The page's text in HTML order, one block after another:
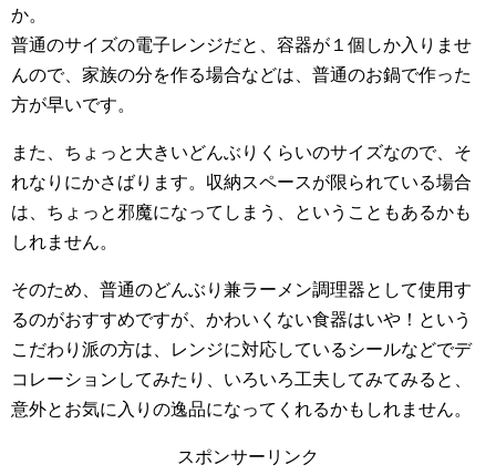
か。
普通のサイズの電子レンジだと、容器が１個しか入りませ
んので、家族の分を作る場合などは、普通のお鍋で作った
方が早いです。
また、ちょっと大きいどんぶりくらいのサイズなので、そ
れなりにかさばります。収納スペースが限られている場合
は、ちょっと邪魔になってしまう、ということもあるかも
しれません。
そのため、普通のどんぶり兼ラーメン調理器として使用す
るのがおすすめですが、かわいくない食器はいや！という
こだわり派の方は、レンジに対応しているシールなどでデ
コレーションしてみたり、いろいろ工夫してみてみると、
意外とお気に入りの逸品になってくれるかもしれません。
スポンサーリンク